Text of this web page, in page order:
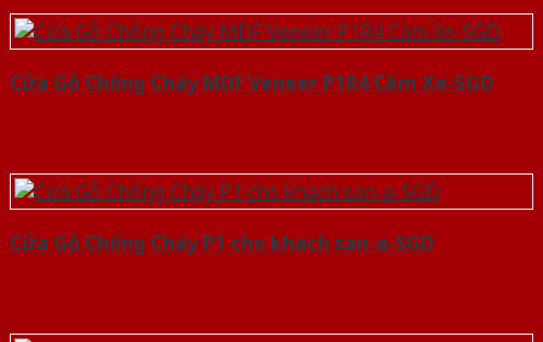
Cửa Gỗ Chống Cháy MDF Veneer P1R4 Căm Xe-SGD
Cửa Gỗ Chống Cháy P1 cho khach san-a-SGD